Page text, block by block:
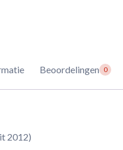
Beoordelingen 0
2012)